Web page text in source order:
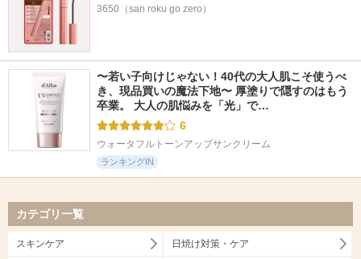
3650（san roku go zero）
〜若い子向けじゃない！40代の大人肌こそ使うべ
き、現品買いの魔法下地〜 厚塗りで隠すのはもう
卒業。 大人の肌悩みを「光」で…
6
ウォータフルトーンアップサンクリーム
ランキングIN
カテゴリ一覧
スキンケア 日焼け対策・ケア